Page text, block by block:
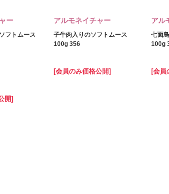
ー
フトムース
開]
アルモネイチャー
子牛肉入りのソフトムース
100g 356
[会員のみ価格公開]
アル
七面
100g
[会員